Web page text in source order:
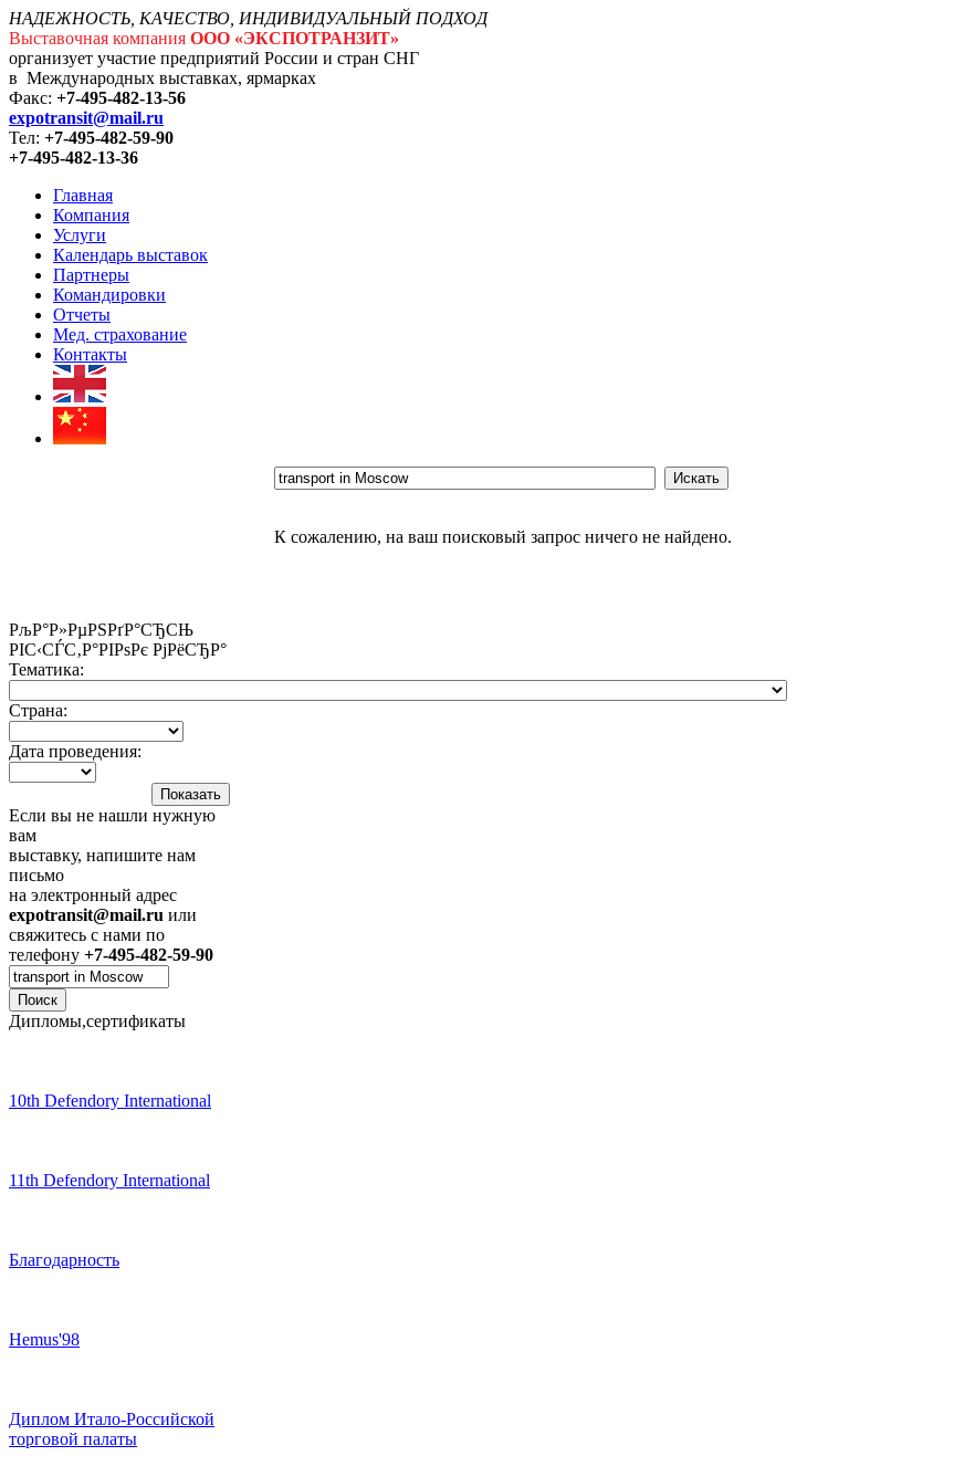
НАДЕЖНОСТЬ, КАЧЕСТВО, ИНДИВИДУАЛЬНЫЙ ПОДХОД
Выставочная компания ООО «ЭКСПОТРАНЗИТ»
организует участие предприятий России и стран СНГ
в Международных выставках, ярмарках
Факс: +7-495-482-13-56
expotransit@mail.ru
Тел: +7-495-482-59-90
+7-495-482-13-36
Главная
Компания
Услуги
Календарь выставок
Партнеры
Командировки
Отчеты
Мед. страхование
Контакты
К сожалению, на ваш поисковый запрос ничего не найдено.
РљР°Р»РµРЅРґР°СЂСЊ
РІС‹СЃС‚Р°РІРѕРє РјРёСЂР°
Тематика:
Страна:
Дата проведения:
Если вы не нашли нужную
вам
выставку, напишите нам
письмо
на электронный адрес
expotransit@mail.ru или
свяжитесь с нами по
телефону +7-495-482-59-90
Дипломы,сертификаты
10th Defendory International
11th Defendory International
Благодарность
Hemus'98
Диплом Итало-Российской
торговой палаты